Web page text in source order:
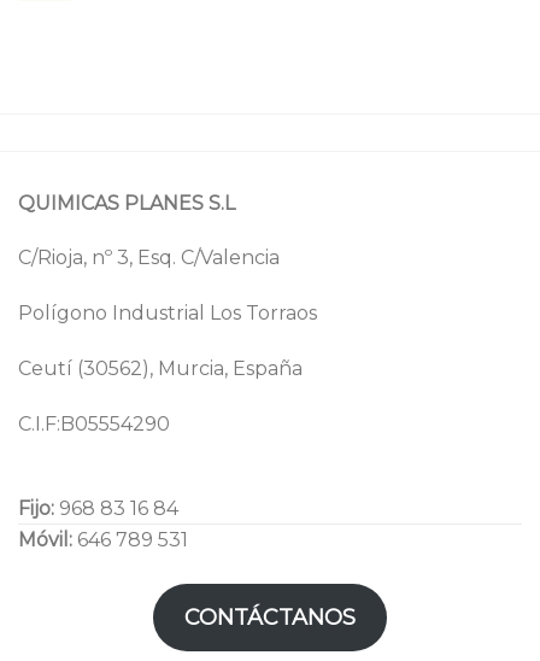
QUIMICAS PLANES S.L
C/Rioja, nº 3, Esq. C/Valencia
Polígono Industrial Los Torraos
Ceutí (30562), Murcia, España
C.I.F:B05554290
Fijo: 968 83 16 84
Móvil: 646 789 531
CONTÁCTANOS